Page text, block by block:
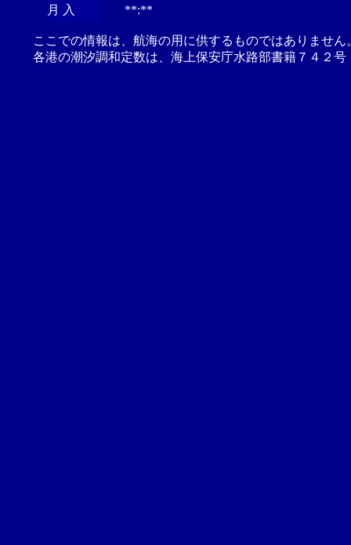
月 入
**:**
ここでの情報は、航海の用に供するものではありませ
各港の潮汐調和定数は、海上保安庁水路部書籍７４２